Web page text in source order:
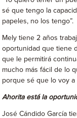
sé que tengo la
papeles, no los tengo”.
Mely tiene 2 años
oportunidad que tiene
que le permitirá
mucho más fácil de lo
porque sé que lo voy a
Ahorita está la
José Cándido García